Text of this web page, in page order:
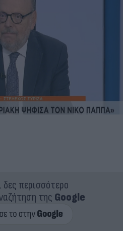
δες περισσότερο
της Google